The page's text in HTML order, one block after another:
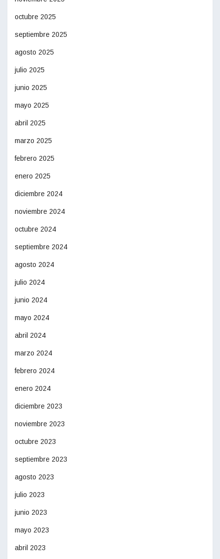
octubre 2025
septiembre 2025
agosto 2025
julio 2025
junio 2025
mayo 2025
abril 2025
marzo 2025
febrero 2025
enero 2025
diciembre 2024
noviembre 2024
octubre 2024
septiembre 2024
agosto 2024
julio 2024
junio 2024
mayo 2024
abril 2024
marzo 2024
febrero 2024
enero 2024
diciembre 2023
noviembre 2023
octubre 2023
septiembre 2023
agosto 2023
julio 2023
junio 2023
mayo 2023
abril 2023